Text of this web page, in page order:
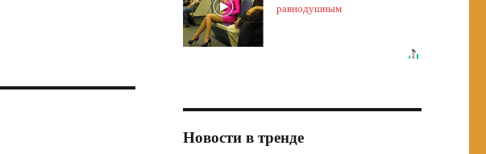
равнодушным
Новости в тренде